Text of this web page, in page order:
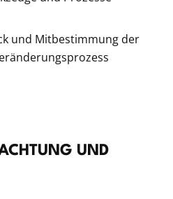
und Mitbestimmung der
UND